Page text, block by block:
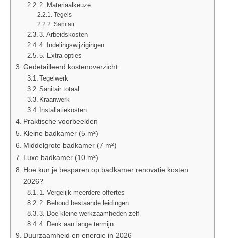
2. Materiaalkeuze
Tegels
Sanitair
3. Arbeidskosten
4. Indelingswijzigingen
5. Extra opties
Gedetailleerd kostenoverzicht
Tegelwerk
Sanitair totaal
Kraanwerk
Installatiekosten
Praktische voorbeelden
Kleine badkamer (5 m²)
Middelgrote badkamer (7 m²)
Luxe badkamer (10 m²)
Hoe kun je besparen op badkamer renovatie kosten
2026?
1. Vergelijk meerdere offertes
2. Behoud bestaande leidingen
3. Doe kleine werkzaamheden zelf
4. Denk aan lange termijn
Duurzaamheid en energie in 2026